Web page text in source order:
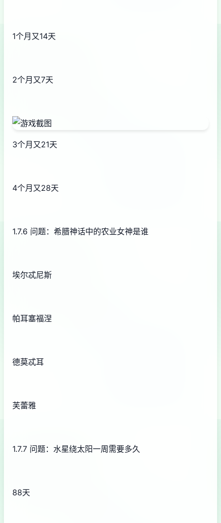
1个月又14天
2个月又7天
3个月又21天
4个月又28天
1.7.6 问题：希腊神话中的农业女神是谁
埃尔忒尼斯
帕耳塞福涅
德莫忒耳
芙蕾雅
1.7.7 问题：水星绕太阳一周需要多久
88天